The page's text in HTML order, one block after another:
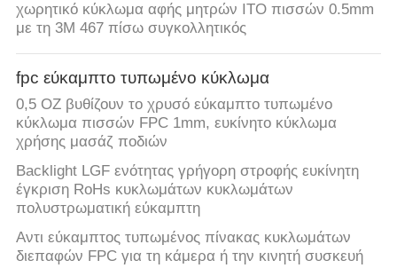
χωρητικό κύκλωμα αφής μητρών ITO πισσών 0.5mm
με τη 3M 467 πίσω συγκολλητικός
fpc εύκαμπτο τυπωμένο κύκλωμα
0,5 OZ βυθίζουν το χρυσό εύκαμπτο τυπωμένο
κύκλωμα πισσών FPC 1mm, ευκίνητο κύκλωμα
χρήσης μασάζ ποδιών
Backlight LGF ενότητας γρήγορη στροφής ευκίνητη
έγκριση RoHs κυκλωμάτων κυκλωμάτων
πολυστρωματική εύκαμπτη
Αντι εύκαμπτος τυπωμένος πίνακας κυκλωμάτων
διεπαφών FPC για τη κάμερα ή την κινητή συσκευή